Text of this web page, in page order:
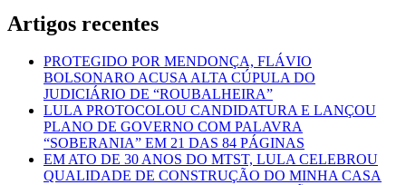
Artigos recentes
PROTEGIDO POR MENDONÇA, FLÁVIO
BOLSONARO ACUSA ALTA CÚPULA DO
JUDICIÁRIO DE “ROUBALHEIRA”
LULA PROTOCOLOU CANDIDATURA E LANÇOU
PLANO DE GOVERNO COM PALAVRA
“SOBERANIA” EM 21 DAS 84 PÁGINAS
EM ATO DE 30 ANOS DO MTST, LULA CELEBROU
QUALIDADE DE CONSTRUÇÃO DO MINHA CASA